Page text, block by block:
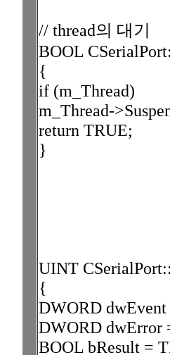
// thread의 대기
BOOL
{
if (m_Thread)
m_Thread-
return TRUE;
}
UINT
{
DWORD dwEvent
DWORD dwError
BOOL bResult =